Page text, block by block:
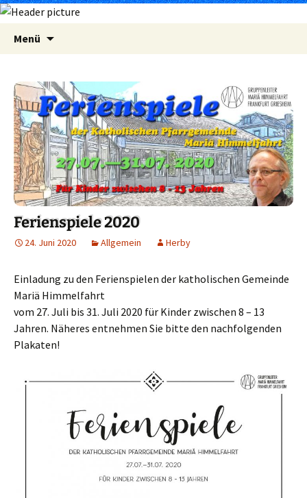
Menü
Ferienspiele 2020
24. Juni 2020 Allgemein Herby
Einladung zu den Ferienspielen der katholischen Gemeinde
Mariä Himmelfahrt
vom 27. Juli bis 31. Juli 2020 für Kinder zwischen 8 – 13
Jahren. Näheres entnehmen Sie bitte den nachfolgenden
Plakaten!